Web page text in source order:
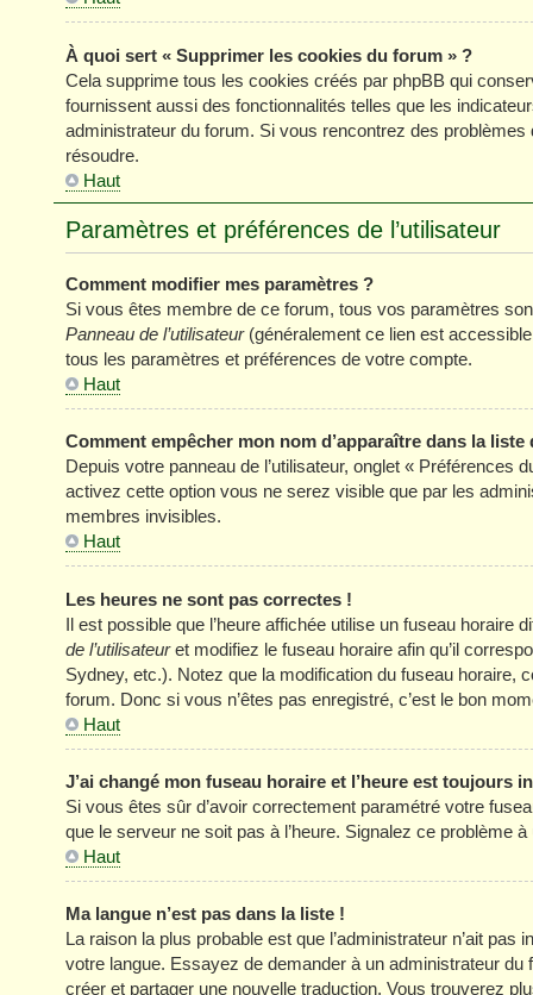
À quoi sert « Supprimer les cookies du forum » ?
Cela supprime tous les cookies créés par phpBB qui
fournissent aussi des fonctionnalités telles que les
administrateur du forum. Si vous rencontrez des
résoudre.
Haut
Paramètres et préférences de l’utilisateur
Comment modifier mes paramètres ?
Si vous êtes membre de ce forum, tous vos paramètres
Panneau de l’utilisateur(généralement ce lien est
tous les paramètres et préférences de votre compte.
Haut
Comment empêcher mon nom d’apparaître dans la
Depuis votre panneau de l’utilisateur, onglet « Préférences
activez cette option vous ne serez visible que par les
membres invisibles.
Haut
Les heures ne sont pas correctes !
Il est possible que l’heure affichée utilise un fuseau
de l’utilisateuret modifiez le fuseau horaire afin qu’il
Sydney, etc.). Notez que la modification du fuseau horaire,
forum. Donc si vous n’êtes pas enregistré, c’est le bon
Haut
J’ai changé mon fuseau horaire et l’heure est toujours
Si vous êtes sûr d’avoir correctement paramétré votre
que le serveur ne soit pas à l’heure. Signalez ce problème
Haut
Ma langue n’est pas dans la liste !
La raison la plus probable est que l’administrateur n’ait
votre langue. Essayez de demander à un administrateur du
créer et partager une nouvelle traduction. Vous trouverez